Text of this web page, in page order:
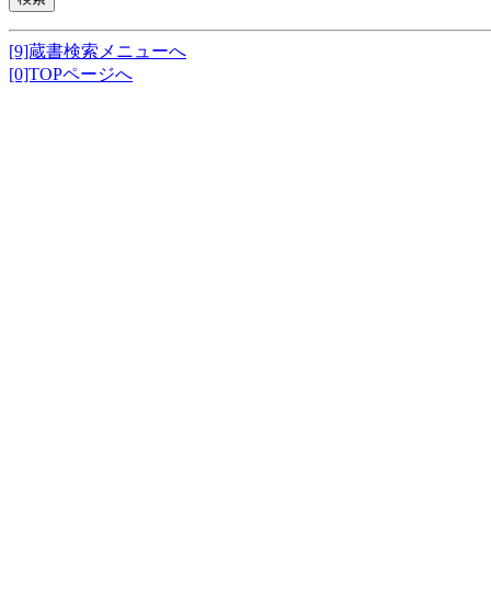
[9]蔵書検索メニューへ
[0]TOPページへ